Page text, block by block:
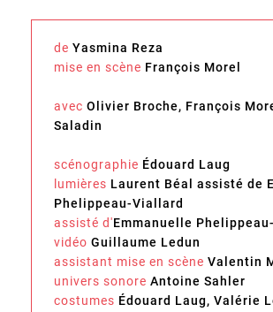
de Yasmina Reza
mise en scène François Morel
avec Olivier Broche, François
Saladin
scénographie Édouard Laug
lumières Laurent Béal assisté de
Phelippeau-Viallard
assisté d'Emmanuelle
vidéo Guillaume Ledun
assistant mise en scène Valentin
univers sonore Antoine Sahler
costumes Édouard Laug, Valérie